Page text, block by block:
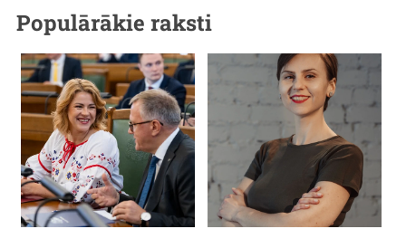
Populārākie raksti